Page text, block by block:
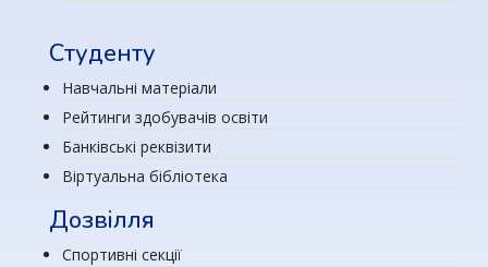
Студенту
Навчальні матеріали
Рейтинги здобувачів освіти
Банківські реквізити
Віртуальна бібліотека
Дозвілля
Спортивні секції